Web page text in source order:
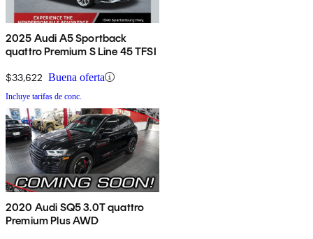
2025 Audi A5 Sportback
quattro Premium S Line 45 TFSI
$33,622 Buena oferta
Incluye tarifas de conc.
2020 Audi SQ5 3.0T quattro
Premium Plus AWD